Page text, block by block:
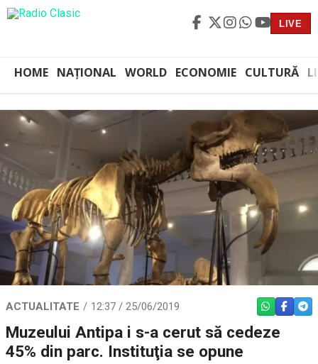
LIVE
HOME NAȚIONAL WORLD ECONOMIE CULTURĂ
ACTUALITATE 12:37 / 25/06/2019 WHATSAPP
Muzeului Antipa i s-a cerut să cedeze
45% din parc. Instituţia se opune